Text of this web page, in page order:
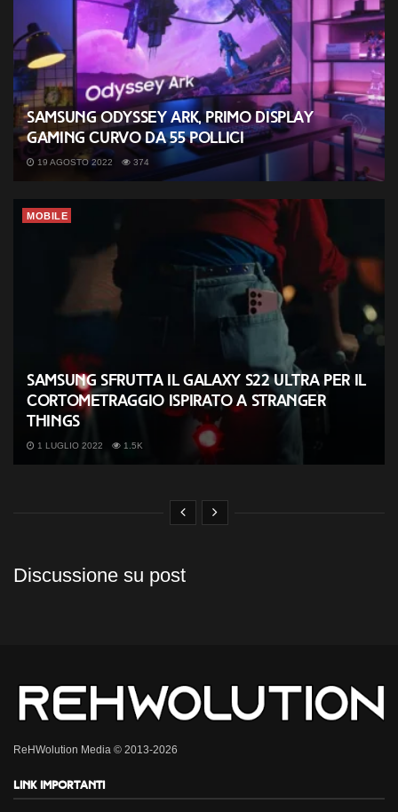
Samsung Odyssey Ark, primo display
gaming curvo da 55 pollici
19 AGOSTO 2022 374
MOBILE
Samsung sfrutta il Galaxy S22 Ultra per il
cortometraggio ispirato a Stranger
Things
1 LUGLIO 2022 1.5K
Discussione su post
ReHWolution Media © 2013-2026
Link importanti